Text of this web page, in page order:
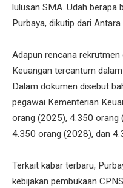
lulusan SMA. Udah berapa
Purbaya, dikutip dari
Adapun rencana
Keuangan tercantum
Dalam dokumen disebut
pegawai Kementerian
orang (2025), 4.350
4.350 orang (2028), dan
Terkait kabar terbaru,
kebijakan pembukaan